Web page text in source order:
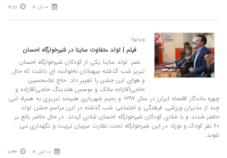
00 آذر 19 22:51
ویدیو/
فیلم | تولد متفاوت ساینا در شیرخوارگاه احسان
نصر: تولد ساینا یکی از کودکان شیرخوارگاه احسان
تبریز شب گذشته میهمانان ناخوانده ای داشت که حال
و هوای این جشن را تغییر داد. حاج غلامحسین
حاجی‌آقازاده مالک و‌ موسس هلدینگ حاجی‌آقازاده و
چهره ماندگار اقتصاد ایران در سال ۱۳۹۷ و رحیم شهریاری هنرمند تبریزی به همراه تنی
چند از مدیران ورزشی، فرهنگی و اجتماعی شب گذشته در این مراسم جشن تولد
حاضر شدند و با شادی کودکان شیرخوارگاه احسان شادی کردند. در حال حاضر بالغ بر
۶۰ نفر کودک و نوزاد در این شیرخوارگاه تحت نظارت مربیان تربیت و نگهداری می
شوند.
00 آبان 19 10:33